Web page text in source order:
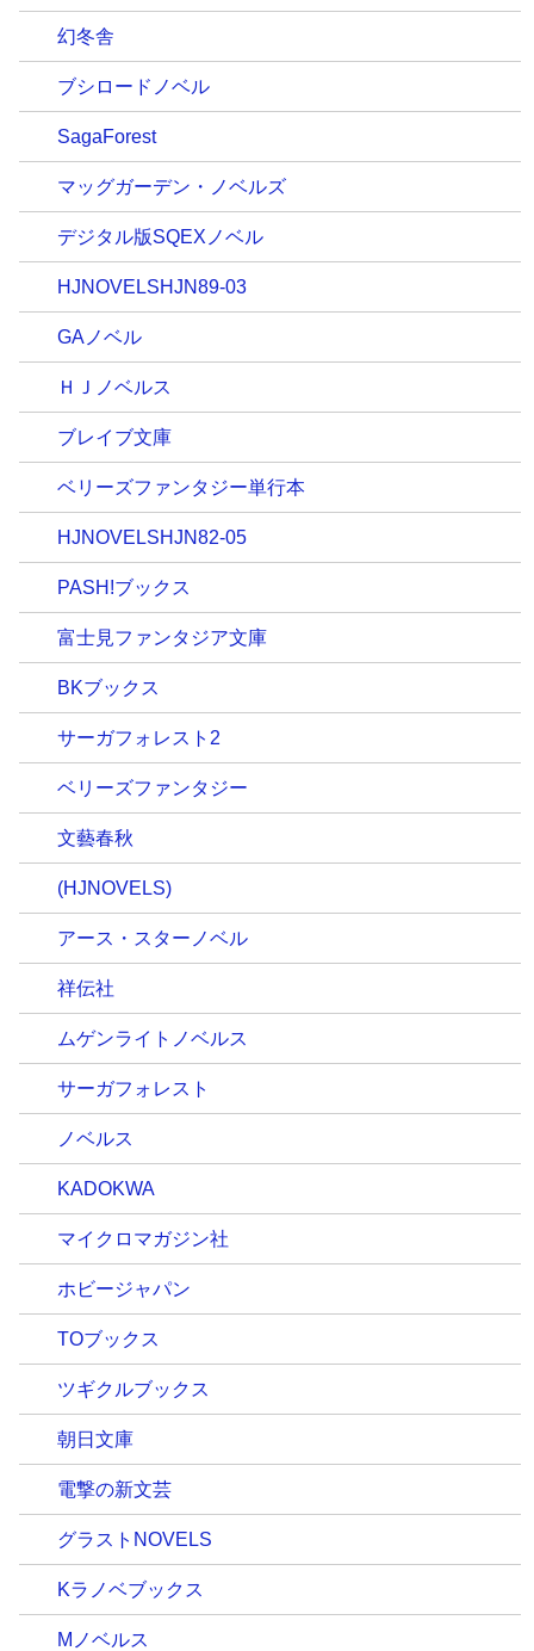
幻冬舎
ブシロードノベル
SagaForest
マッグガーデン・ノベルズ
デジタル版SQEXノベル
HJNOVELSHJN89-03
GAノベル
ＨＪノベルス
ブレイブ文庫
ベリーズファンタジー単行本
HJNOVELSHJN82-05
PASH!ブックス
富士見ファンタジア文庫
BKブックス
サーガフォレスト2
ベリーズファンタジー
文藝春秋
(HJNOVELS)
アース・スターノベル
祥伝社
ムゲンライトノベルス
サーガフォレスト
ノベルス
KADOKWA
マイクロマガジン社
ホビージャパン
TOブックス
ツギクルブックス
朝日文庫
電撃の新文芸
グラストNOVELS
Kラノベブックス
Mノベルス